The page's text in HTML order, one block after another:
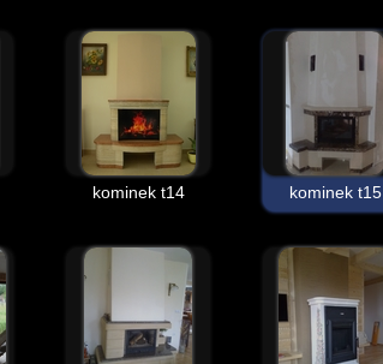
kominek t14 kominek t15